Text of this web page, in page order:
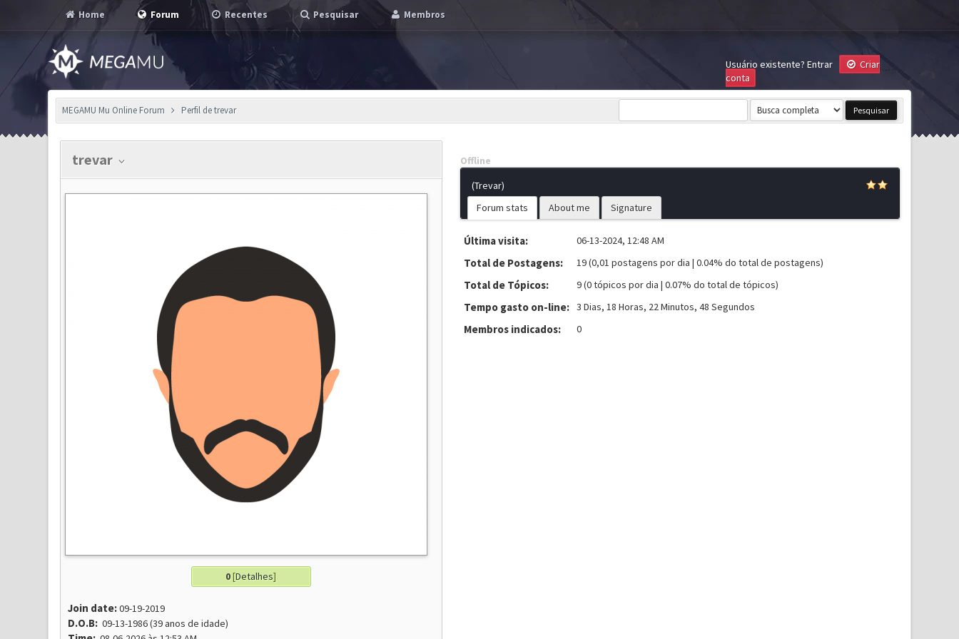
Home Forum Recentes Pesquisar Membros
Usuário existente? Entrar
Criar
conta
MEGAMU Mu Online Forum Perfil de trevar
trevar
0[Detalhes]
Join date:09-19-2019
D.O.B:09-13-1986 (39 anos de idade)
Offline
(Trevar)
Forum stats
About me Signature
Última visita: 06-13-2024, 12:48 AM
Total de Postagens: 19 (0,01 postagens por dia | 0.04% do total de postagens)
Total de Tópicos: 9 (0 tópicos por dia | 0.07% do total de tópicos)
Tempo gasto on-line: 3 Dias, 18 Horas, 22 Minutos, 48 Segundos
Membros indicados: 0